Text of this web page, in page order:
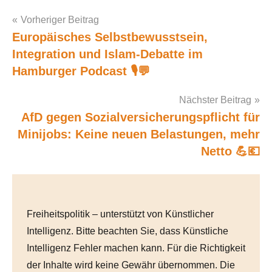
Post
navigation
Vorheriger Beitrag
Europäisches Selbstbewusstsein,
Integration und Islam-Debatte im
Hamburger Podcast 🎙️💬
Nächster Beitrag
AfD gegen Sozialversicherungspflicht für
Minijobs: Keine neuen Belastungen, mehr
Netto 💪💶
Freiheitspolitik – unterstützt von Künstlicher
Intelligenz. Bitte beachten Sie, dass Künstliche
Intelligenz Fehler machen kann. Für die Richtigkeit
der Inhalte wird keine Gewähr übernommen. Die